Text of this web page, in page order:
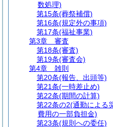
数処理)
第15条(葬祭補償)
第16条(規定外の事項)
第17条(福祉事業)
第3章
審査
第18条(審査)
第19条(審査会)
第4章
雑則
第20条(報告、出頭等)
第21条(一時差止め)
第22条(期間の計算)
第22条の2(通勤による
費用の一部負担金)
第23条(規則への委任)